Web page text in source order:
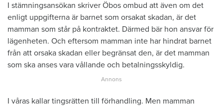
I stämningsansökan skriver Öbos ombud att även om det
enligt uppgifterna är barnet som orsakat skadan, är det
mamman som står på kontraktet. Därmed bär hon ansvar för
lägenheten. Och eftersom mamman inte har hindrat barnet
från att orsaka skadan eller begränsat den, är det mamman
som ska anses vara vållande och betalningsskyldig.
I våras kallar tingsrätten till förhandling. Men mamman